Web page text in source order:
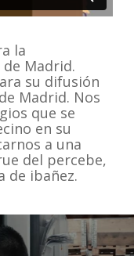
la
Madrid.
su difusión
Madrid. Nos
que se
en su
a una
del percebe,
de ibañez.